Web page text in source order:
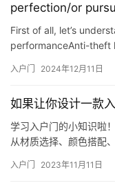
perfection/or
First of all, let’s
performanceAnti-theft
入户门 2024年12月11日
如果让你设计一款
学习入户门的小知识啦
从材质选择、颜色搭配
选择 入户门的材质选择
入户门 2023年11月11日